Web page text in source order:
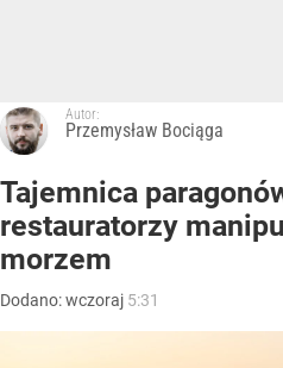
Autor:
Przemysław Bociąga
Tajemnica
restauratorzy
morzem
Dodano:wczoraj 5:31